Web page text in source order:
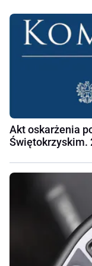
Akt oskarżenia
Świętokrzyskim.